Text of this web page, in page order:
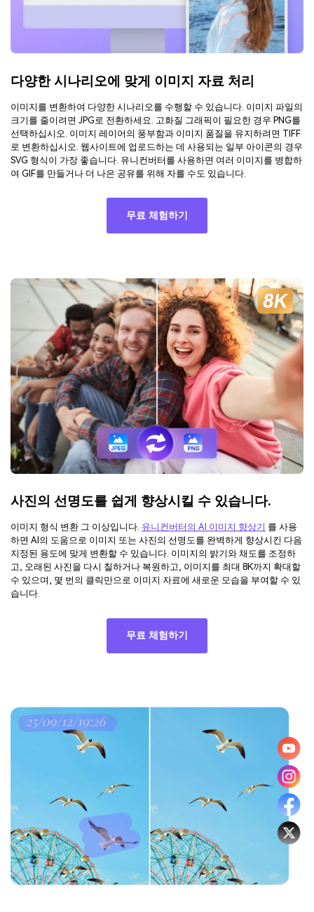
다양한 시나리오에 맞게 이미지 자료 처리
이미지를 변환하여 다양한 시나리오를 수행할 수 있습니다. 이미지 파일의
크기를 줄이려면 JPG로 전환하세요. 고화질 그래픽이 필요한 경우 PNG를
선택하십시오. 이미지 레이어의 풍부함과 이미지 품질을 유지하려면 TIFF
로 변환하십시오. 웹사이트에 업로드하는 데 사용되는 일부 아이콘의 경우
SVG 형식이 가장 좋습니다. 유니컨버터를 사용하면 여러 이미지를 병합하
여 GIF를 만들거나 더 나은 공유를 위해 자를 수도 있습니다.
무료 체험하기
사진의 선명도를 쉽게 향상시킬 수 있습니다.
이미지 형식 변환 그 이상입니다. 유니컨버터의 AI 이미지 향상기 를 사용
하면 AI의 도움으로 이미지 또는 사진의 선명도를 완벽하게 향상시킨 다음
지정된 용도에 맞게 변환할 수 있습니다. 이미지의 밝기와 채도를 조정하
고, 오래된 사진을 다시 칠하거나 복원하고, 이미지를 최대 8K까지 확대할
수 있으며, 몇 번의 클릭만으로 이미지 자료에 새로운 모습을 부여할 수 있
습니다.
무료 체험하기